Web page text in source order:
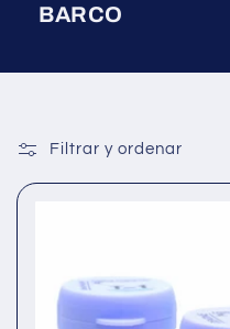
BARCO
Filtrar y ordenar